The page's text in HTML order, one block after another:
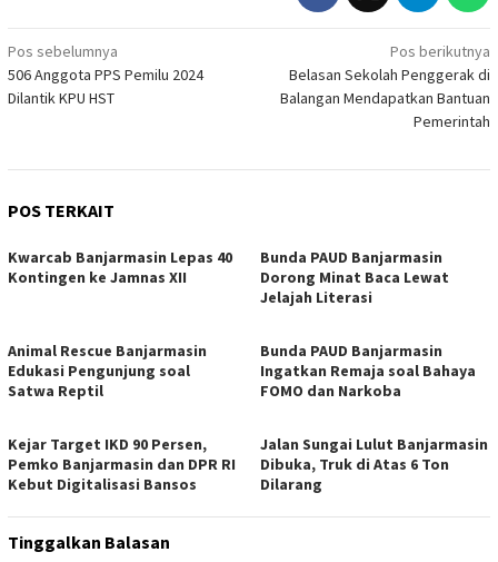
Navigasi
pos
Pos sebelumnya
506 Anggota PPS Pemilu 2024
Dilantik KPU HST
Pos berikutnya
Belasan Sekolah Penggerak di
Balangan Mendapatkan Bantuan
Pemerintah
POS TERKAIT
Kwarcab Banjarmasin Lepas 40
Kontingen ke Jamnas XII
Bunda PAUD Banjarmasin
Dorong Minat Baca Lewat
Jelajah Literasi
Animal Rescue Banjarmasin
Edukasi Pengunjung soal
Satwa Reptil
Bunda PAUD Banjarmasin
Ingatkan Remaja soal Bahaya
FOMO dan Narkoba
Kejar Target IKD 90 Persen,
Pemko Banjarmasin dan DPR RI
Kebut Digitalisasi Bansos
Jalan Sungai Lulut Banjarmasin
Dibuka, Truk di Atas 6 Ton
Dilarang
Tinggalkan Balasan